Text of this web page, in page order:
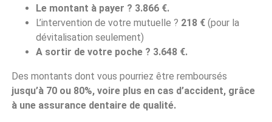
Le montant à payer ? 3.866 €.
L’intervention de votre mutuelle ? 218 € (pour la
dévitalisation seulement)
A sortir de votre poche ? 3.648 €.
Des montants dont vous pourriez être remboursés
jusqu’à 70 ou 80%, voire plus en cas d’accident, grâce
à une assurance dentaire de qualité.